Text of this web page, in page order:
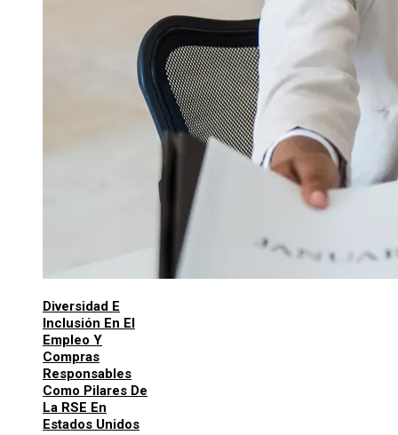
Diversidad E
Inclusión En El
Empleo Y
Compras
Responsables
Como Pilares De
La RSE En
Estados Unidos